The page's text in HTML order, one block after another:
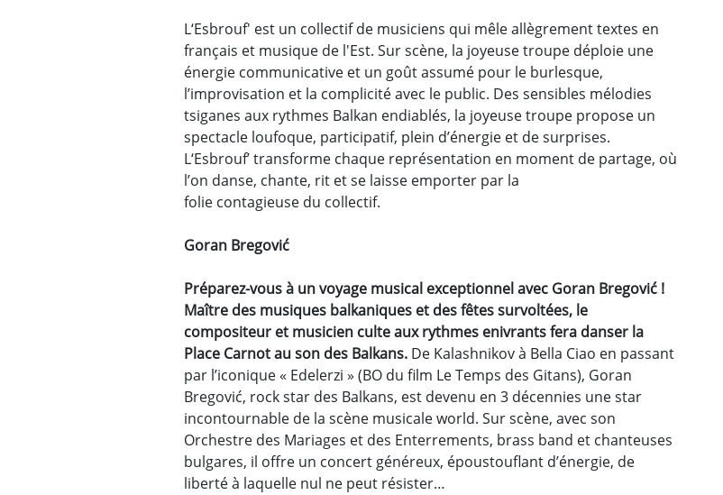
L‘Esbrouf' est un collectif de musiciens qui mêle allègrement textes en
français et musique de l'Est. Sur scène, la joyeuse troupe déploie une
énergie communicative et un goût assumé pour le burlesque,
l’improvisation et la complicité avec le public. Des sensibles mélodies
tsiganes aux rythmes Balkan endiablés, la joyeuse troupe propose un
spectacle loufoque, participatif, plein d’énergie et de surprises.
L‘Esbrouf’ transforme chaque représentation en moment de partage, où
l’on danse, chante, rit et se laisse emporter par la
folie contagieuse du collectif.
Goran Bregović
Préparez-vous à un voyage musical exceptionnel avec Goran Bregović !
Maître des musiques balkaniques et des fêtes survoltées, le
compositeur et musicien culte aux rythmes enivrants fera danser la
Place Carnot au son des Balkans. De Kalashnikov à Bella Ciao en passant
par l’iconique « Edelerzi » (BO du film Le Temps des Gitans), Goran
Bregović, rock star des Balkans, est devenu en 3 décennies une star
incontournable de la scène musicale world. Sur scène, avec son
Orchestre des Mariages et des Enterrements, brass band et chanteuses
bulgares, il offre un concert généreux, époustouflant d’énergie, de
liberté à laquelle nul ne peut résister…